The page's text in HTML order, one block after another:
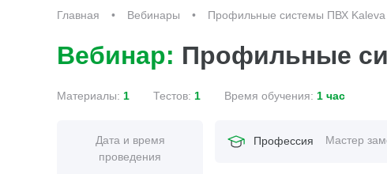
Главная Вебинары Профильные системы ПВХ Kaleva
Вебинар: Профильные
Материалы: 1 Тестов: 1 Время обучения: 1 час
Дата и время
проведения
Профессия Мастер